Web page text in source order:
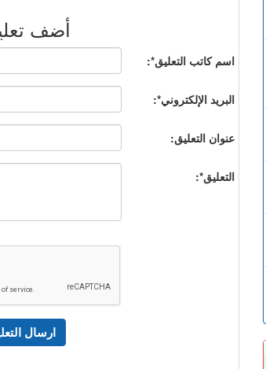
أضف
اسم كاتب التعليق*:
البريد الإلكتروني*:
عنوان التعليق:
التعليق*: